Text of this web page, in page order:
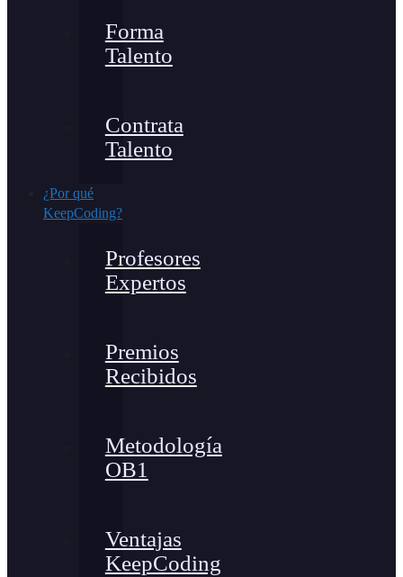
Forma
Talento
Contrata
Talento
¿Por qué
KeepCoding?
Profesores
Expertos
Premios
Recibidos
Metodología
OB1
Ventajas
KeepCoding